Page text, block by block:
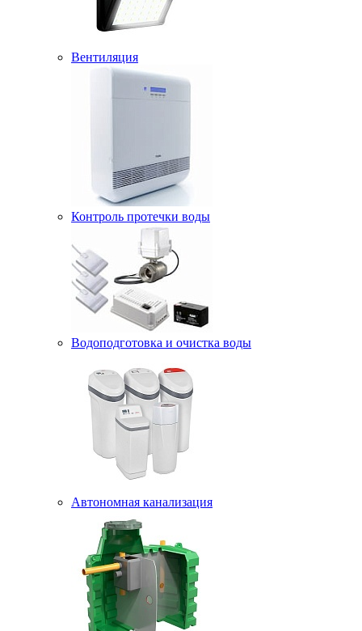
Вентиляция
Контроль протечки воды
Водоподготовка и очистка воды
Автономная канализация